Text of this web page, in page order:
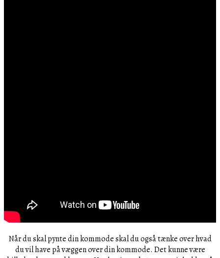
Når du skal pynte din kommode skal du også tænke over hvad
du vil have på væggen over din kommode. Det kunne være